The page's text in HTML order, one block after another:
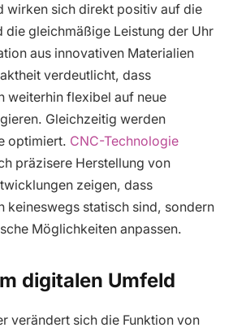
wirken sich direkt positiv auf die
die gleichmäßige Leistung der Uhr
aus innovativen Materialien
verdeutlicht, dass
weiterhin flexibel auf neue
Gleichzeitig werden
optimiert. CNC-Technologie
präzisere Herstellung von
zeigen, dass
keineswegs statisch sind, sondern
Möglichkeiten anpassen.
digitalen Umfeld
verändert sich die Funktion von